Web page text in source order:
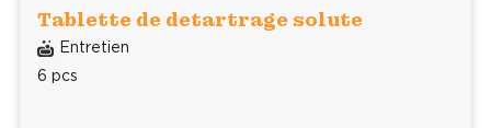
Tablette de detartrage solute
Entretien
6 pcs